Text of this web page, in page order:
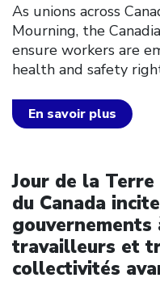
As unions across
Mourning, the
ensure workers are
health and safety
En savoir plus
Jour de la
du Canada
travailleurs et
collectivités